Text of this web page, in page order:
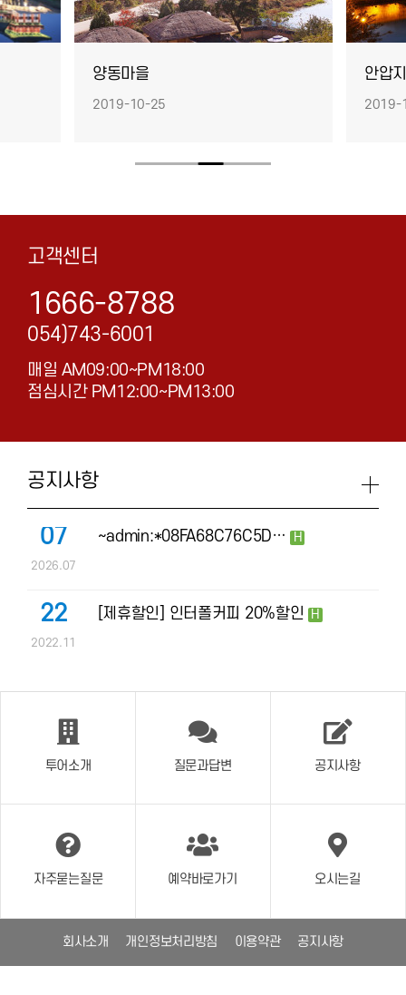
양동마을
2019-10-25
안압지
2019-
고객센터
1666-8788
054)743-6001
매일 AM09:00~PM18:00
점심시간 PM12:00~PM13:00
공지사항
07
2026.07
~admin:*08FA68C76C5D… H
22
2022.11
[제휴할인] 인터폴커피 20%할인 H
투어소개 질문과답변 공지사항
자주묻는질문 예약바로가기 오시는길
회사소개 개인정보처리방침 이용약관 공지사항